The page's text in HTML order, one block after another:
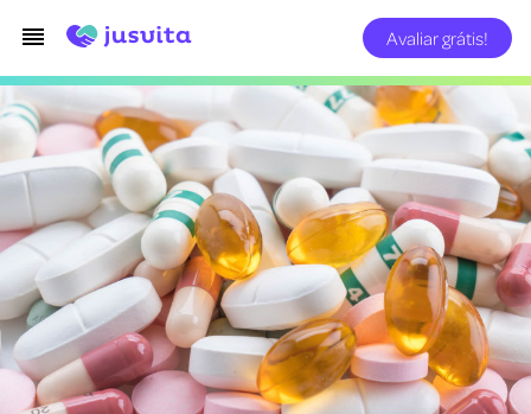
Avaliar grátis!